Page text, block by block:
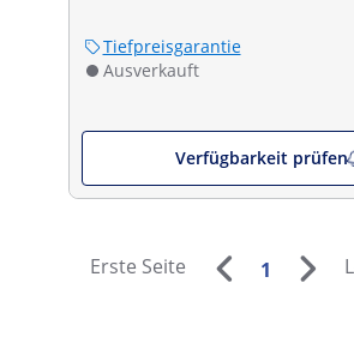
Tiefpreisgarantie
Ausverkauft
Verfügbarkeit prüfen
Erste Seite 1